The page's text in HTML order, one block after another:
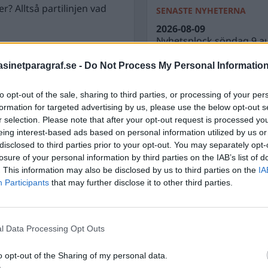
- Do Not Process My Personal Information
opt-out of the sale, sharing to third parties, or processing of your
for targeted advertising by us, please use the below opt-out
selection. Please note that after your opt-out request is processed
interest-based ads based on personal information utilized by us
to third parties prior to your opt-out. You may separately
of your personal information by third parties on the IAB’s list of
This information may also be disclosed by us to third parties on the
Participants that may further disclose it to other third parties.
Data Processing Opt Outs
opt-out of the Sharing of my personal data.
Alltså partilinjen vad
i söndags ställdes
Åkesson skulle
kulturlivet
i Tidöavtalet.
frågan om
kallat sig ”Skamlös
en fråga som gjort
SENASTE NYHETERNA
Nyhetsplock söndag 9
2026-08-09
Nyhetsplock lördag 8
2026-08-08
Varför skyddar
men inte biosfären?
2026-08-07
Nyhetsplock fredag 7
2026-08-07
Döda pensionärer är ett
nästa aktieutdelning
2026-08-06